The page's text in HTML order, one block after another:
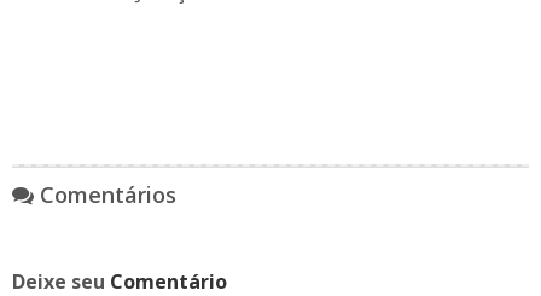
Comentários
Deixe seu Comentário